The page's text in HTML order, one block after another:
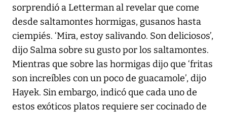
sorprendió a Letterman al revelar que come
desde saltamontes hormigas, gusanos hasta
ciempiés. ‘Mira, estoy salivando. Son deliciosos’,
dijo Salma sobre su gusto por los saltamontes.
Mientras que sobre las hormigas dijo que ‘fritas
son increíbles con un poco de guacamole’, dijo
Hayek. Sin embargo, indicó que cada uno de
estos exóticos platos requiere ser cocinado de